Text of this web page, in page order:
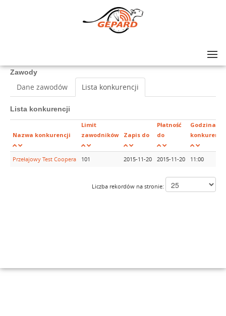
Zawody
Dane zawodów Lista konkurencji
Lista konkurencji
Nazwa konkurencji
Limit
zawodników
Zapis do
Płatność
do
Godzina
konkurencji
Przełajowy Test Coopera 101 2015-11-20 2015-11-20 11:00
Liczba rekordów na stronie: